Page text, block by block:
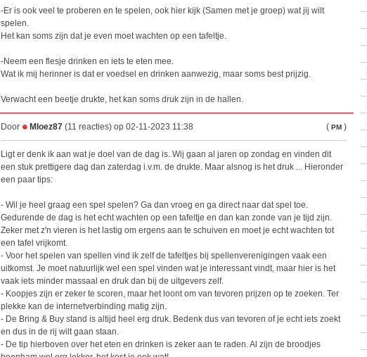
-Er is ook veel te proberen en te spelen, ook hier kijk (Samen met je groep) wat jij wilt
spelen.
Het kan soms zijn dat je even moet wachten op een tafeltje.
-Neem een flesje drinken en iets te eten mee.
Wat ik mij herinner is dat er voedsel en drinken aanwezig, maar soms best prijzig.
Verwacht een beetje drukte, het kan soms druk zijn in de hallen.
Door Mloez87 (11 reacties) op 02-11-2023 11:38 ( PM )
Ligt er denk ik aan wat je doel van de dag is. Wij gaan al jaren op zondag en vinden dit
een stuk prettigere dag dan zaterdag i.v.m. de drukte. Maar alsnog is het druk ... Hieronder
een paar tips:
- Wil je heel graag een spel spelen? Ga dan vroeg en ga direct naar dat spel toe.
Gedurende de dag is het echt wachten op een tafeltje en dan kan zonde van je tijd zijn.
Zeker met z'n vieren is het lastig om ergens aan te schuiven en moet je echt wachten tot
een tafel vrijkomt.
- Voor het spelen van spellen vind ik zelf de tafeltjes bij spellenverenigingen vaak een
uitkomst. Je moet natuurlijk wel een spel vinden wat je interessant vindt, maar hier is het
vaak iets minder massaal en druk dan bij de uitgevers zelf.
- Koopjes zijn er zeker te scoren, maar het loont om van tevoren prijzen op te zoeken. Ter
plekke kan de internetverbinding matig zijn.
- De Bring & Buy stand is altijd heel erg druk. Bedenk dus van tevoren of je echt iets zoekt
en dus in de rij wilt gaan staan.
- De tip hierboven over het eten en drinken is zeker aan te raden. Al zijn de broodjes